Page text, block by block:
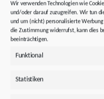
Wir verwenden Technologien wie
und/oder darauf zuzugreifen. Wir tun
und um (nicht) personalisierte
die Zustimmung widerrufst, kann dies
beeinträchtigen.
Funktional
Statistiken